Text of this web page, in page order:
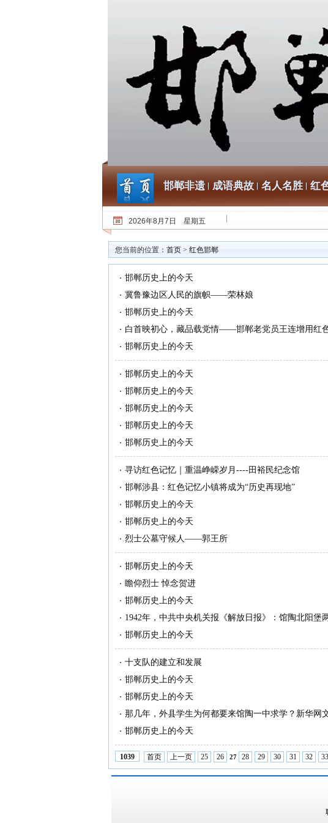
邯郸非遗 成语典故 名人名胜 红
2026年8月7日 星期五
您当前的位置： 首页 > 红色邯郸
邯郸历史上的今天
冀鲁豫边区人民的旗帜——荣林娘
邯郸历史上的今天
白首映初心，藏品载党情——邯郸老党员王连增用红
邯郸历史上的今天
邯郸历史上的今天
邯郸历史上的今天
邯郸历史上的今天
邯郸历史上的今天
邯郸历史上的今天
寻访红色记忆｜重温峥嵘岁月----田裕民纪念馆
邯郸涉县：红色记忆小镇将成为“历史再现地”
邯郸历史上的今天
邯郸历史上的今天
烈士公墓守候人——郭王所
邯郸历史上的今天
瞻仰烈士 悼念贺进
邯郸历史上的今天
1942年，中共中央机关报《解放日报》：馆陶北阳堡
邯郸历史上的今天
十支队的建立和发展
邯郸历史上的今天
邯郸历史上的今天
那几年，外县学生为何都要来馆陶一中求学？新华网
邯郸历史上的今天
1039 首页 上一页 25 26 27 28 29 30 31 32 33